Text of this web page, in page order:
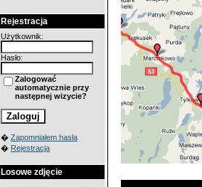
Rejestracja
Użytkownik:
Hasło:
Zalogować
automatycznie przy
następnej wizycie?
� Zapomniałem hasła
� Rejestracja
Losowe zdjęcie